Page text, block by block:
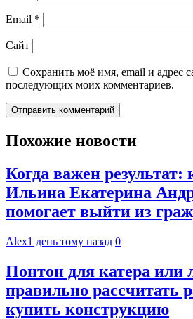
Email *
Сайт
Сохранить моё имя, email и адрес
последующих моих комментариев.
Похожие новости
Когда важен результат:
Ильина Екатерина
помогает выйти из
Alex1 день тому назад 0
Понтон для катера или
правильно рассчитать
купить конструкцию